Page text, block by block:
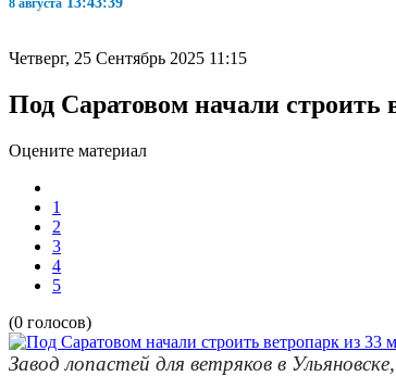
8 августа
Четверг, 25 Сентябрь 2025 11:15
Под Саратовом начали строить
Оцените материал
1
2
3
4
5
(0 голосов)
Завод лопастей для ветряков в